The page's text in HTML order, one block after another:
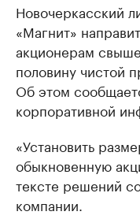
Новочеркасский
«Магнит»
акционерам
половину чистой
Об этом
корпоративной
«Установить
обыкновенную
тексте решений
компании.